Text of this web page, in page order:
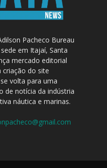
Pacheco Bureau
em Itajaí, Santa
mercado editorial
criação do site
volta para uma
de notícia da indústria
náutica e marinas.